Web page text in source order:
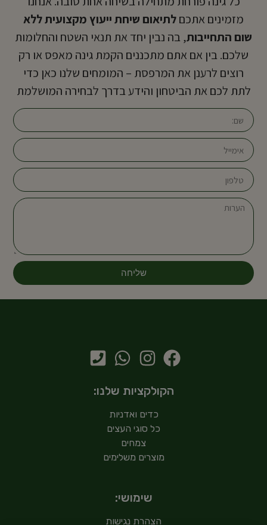
מזמינים אתכםלתיאום שיחת ייעוץ מקצועית ללא
שום התחייבות, בה נבין יחד את תנאי השטח והחלומות
שלכם. בין אם אתם מתכננים הקמת גינה מאפס או רק
רוצים לרענן את המרפסת – המומחים שלנו כאן כדי
לתת לכם את הביטחון והידע בדרך לבחירה המושלמת
שליחה
הקולקציות שלנו:
כדים ואדניות
כל סוגי העצים
צמחים
מוצרים משלימים
שימושי:
הצהרת נגישות